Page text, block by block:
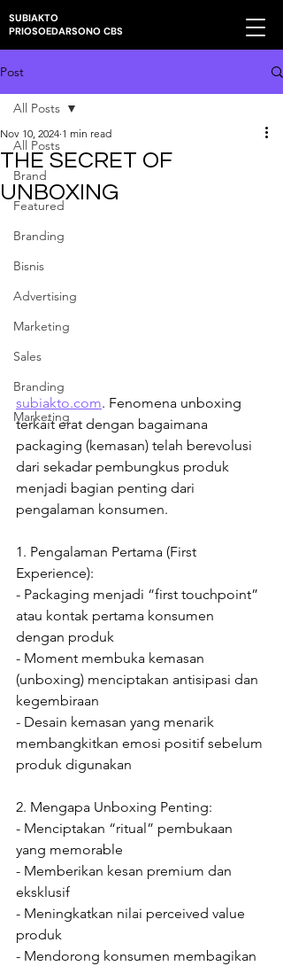
SUBIAKTO
PRIOSOEDARSONO CBS
Post
All Posts
Brand
Featured
Branding
Bisnis
Advertising
Marketing
Sales
Branding
Marketing
All Posts
THE SECRET OF
UNBOXING
Nov 10, 2024 1 min read
subiakto.com. Fenomena unboxing
terkait erat dengan bagaimana
packaging (kemasan) telah berevolusi
dari sekadar pembungkus produk
menjadi bagian penting dari
pengalaman konsumen.
1. Pengalaman Pertama (First
Experience):
- Packaging menjadi “first touchpoint”
atau kontak pertama konsumen
dengan produk
- Moment membuka kemasan
(unboxing) menciptakan antisipasi dan
kegembiraan
- Desain kemasan yang menarik
membangkitkan emosi positif sebelum
produk digunakan
2. Mengapa Unboxing Penting:
- Menciptakan “ritual” pembukaan
yang memorable
- Memberikan kesan premium dan
eksklusif
- Meningkatkan nilai perceived value
produk
- Mendorong konsumen membagikan